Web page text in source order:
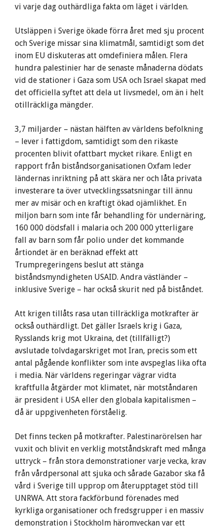
vi varje dag outhärdliga fakta om läget i världen.
Utsläppen i Sverige ökade förra året med sju procent
och Sverige missar sina klimatmål, samtidigt som det
inom EU diskuteras att omdefiniera målen. Flera
hundra palestinier har de senaste månaderna dödats
vid de stationer i Gaza som USA och Israel skapat med
det officiella syftet att dela ut livsmedel, om än i helt
otillräckliga mängder.
3,7 miljarder – nästan hälften av världens befolkning
– lever i fattigdom, samtidigt som den rikaste
procenten blivit ofattbart mycket rikare. Enligt en
rapport från biståndsorganisationen Oxfam leder
ländernas inriktning på att skära ner och låta privata
investerare ta över utvecklingssatsningar till ännu
mer av misär och en kraftigt ökad ojämlikhet. En
miljon barn som inte får behandling för undernäring,
160 000 dödsfall i malaria och 200 000 ytterligare
fall av barn som får polio under det kommande
årtiondet är en beräknad effekt att
Trumpregeringens beslut att stänga
biståndsmyndigheten USAID. Andra västländer –
inklusive Sverige – har också skurit ned på biståndet.
Att krigen tillåts rasa utan tillräckliga motkrafter är
också outhärdligt. Det gäller Israels krig i Gaza,
Rysslands krig mot Ukraina, det (tillfälligt?)
avslutade tolvdagarskriget mot Iran, precis som ett
antal pågående konflikter som inte avspeglas lika ofta
i media. När världens regeringar vägrar vidta
kraftfulla åtgärder mot klimatet, när motståndaren
är president i USA eller den globala kapitalismen –
då är uppgivenheten förståelig.
Det finns tecken på motkrafter. Palestinarörelsen har
vuxit och blivit en verklig motståndskraft med många
uttryck – från stora demonstrationer varje vecka, krav
från vårdpersonal att sjuka och sårade Gazabor ska få
vård i Sverige till upprop om återupptaget stöd till
UNRWA. Att stora fackförbund förenades med
kyrkliga organisationer och fredsgrupper i en massiv
demonstration i Stockholm häromveckan var ett